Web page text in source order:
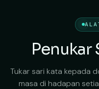
Penukar
Tukar sari kata kepada
masa di hadapan